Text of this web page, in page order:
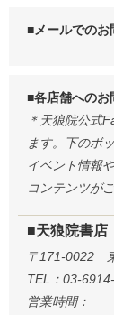
■メールでのお
■各店舗へのお
＊天狼院公式
ます。下のボ
イベント情報
コンテンツが
■天狼院書店
〒171-0022
TEL：03-
営業時間：